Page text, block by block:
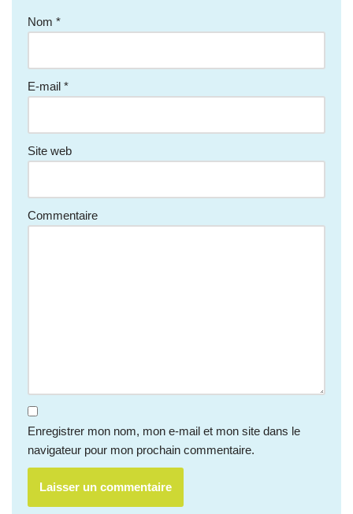
Nom *
E-mail *
Site web
Commentaire
Enregistrer mon nom, mon e-mail et mon site dans le
navigateur pour mon prochain commentaire.